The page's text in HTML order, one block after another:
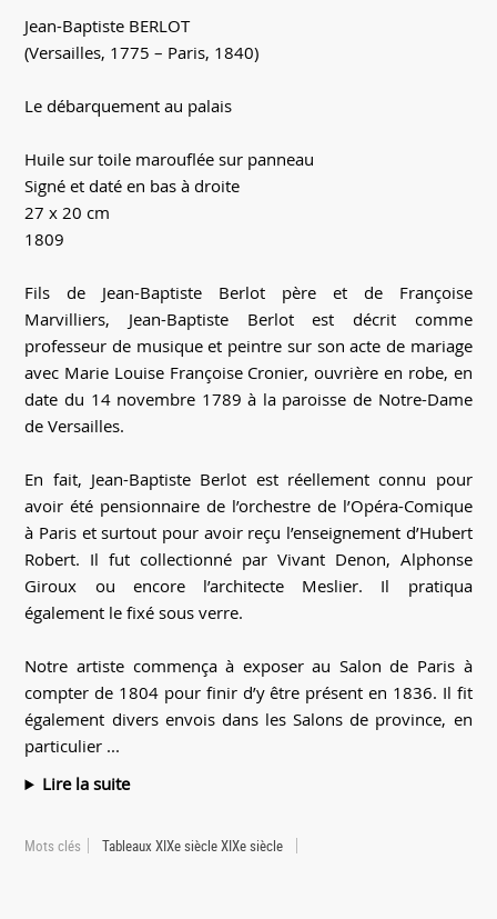
Jean-Baptiste BERLOT
(Versailles, 1775 – Paris, 1840)
Le débarquement au palais
Huile sur toile marouflée sur panneau
Signé et daté en bas à droite
27 x 20 cm
1809
Fils de Jean-Baptiste Berlot père et de Françoise
Marvilliers, Jean-Baptiste Berlot est décrit comme
professeur de musique et peintre sur son acte de mariage
avec Marie Louise Françoise Cronier, ouvrière en robe, en
date du 14 novembre 1789 à la paroisse de Notre-Dame
de Versailles.
En fait, Jean-Baptiste Berlot est réellement connu pour
avoir été pensionnaire de l’orchestre de l’Opéra-Comique
à Paris et surtout pour avoir reçu l’enseignement d’Hubert
Robert. Il fut collectionné par Vivant Denon, Alphonse
Giroux ou encore l’architecte Meslier. Il pratiqua
également le fixé sous verre.
Notre artiste commença à exposer au Salon de Paris à
compter de 1804 pour finir d’y être présent en 1836. Il fit
également divers envois dans les Salons de province, en
particulier ...
Lire la suite
Mots clés Tableaux XIXe siècle XIXe siècle